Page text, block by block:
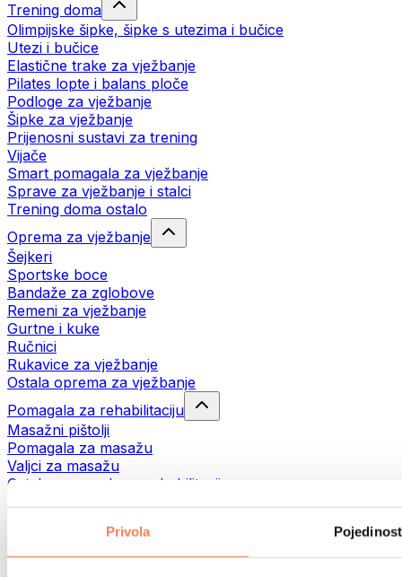
Privola
Trening doma
Olimpijske šipke, šipke s utezima i bučice
Utezi i bučice
Elastične trake za vježbanje
Pilates lopte i balans ploče
Podloge za vježbanje
Šipke za vježbanje
Prijenosni sustavi za trening
Vijače
Smart pomagala za vježbanje
Sprave za vježbanje i stalci
Trening doma ostalo
Oprema za vježbanje
Šejkeri
Sportske boce
Bandaže za zglobove
Remeni za vježbanje
Gurtne i kuke
Ručnici
Rukavice za vježbanje
Ostala oprema za vježbanje
Pomagala za rehabilitaciju
Masažni pištolji
Pomagala za masažu
Valjci za masažu
Ostala pomagala za rehabilitaciju
Torbe i ruksaci
Torbe za hranu i dodaci